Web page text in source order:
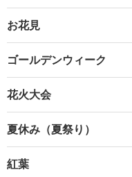
お花見
ゴールデンウィーク
花火大会
夏休み（夏祭り）
紅葉